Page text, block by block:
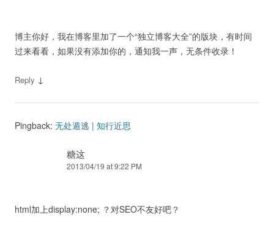
博主你好，我在博客里加了一个“独立博客大全”的版块，有时间
过来看看，如果没有添加你的，通知我一声，无条件收录！
Reply ↓
Pingback: 无处遁逃 | 知行近思
糖这
2013/04/19 at 9:22 PM
html加上display:none; ？对SEO不友好吧？